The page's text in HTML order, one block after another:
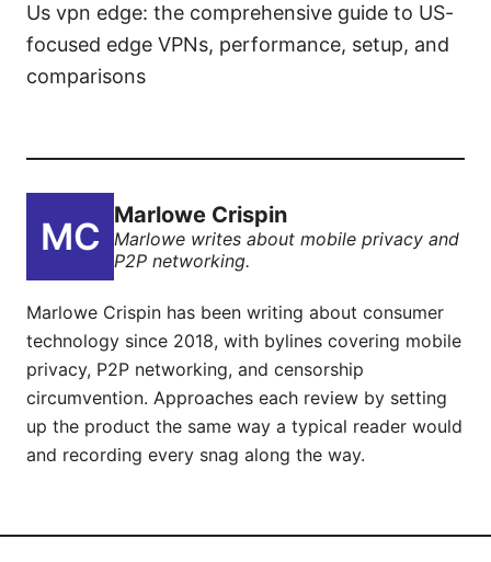
Us vpn edge: the comprehensive guide to US-
focused edge VPNs, performance, setup, and
comparisons
Marlowe Crispin
Marlowe writes about mobile privacy and
P2P networking.
Marlowe Crispin has been writing about consumer
technology since 2018, with bylines covering mobile
privacy, P2P networking, and censorship
circumvention. Approaches each review by setting
up the product the same way a typical reader would
and recording every snag along the way.